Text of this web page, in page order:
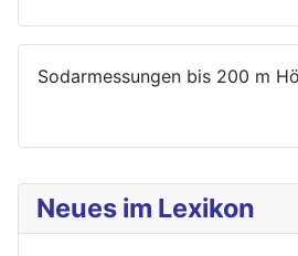
Neues im Lexikon
Sodarmessungen bis 200 m